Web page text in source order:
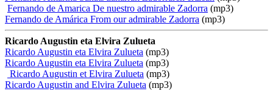
Fernando de Amarica De nuestro admirable Zadorra (mp3)
Fernando de Amárica From our admirable Zadorra (mp3)
Ricardo Augustin eta Elvira Zulueta
Ricardo Augustin eta Elvira Zulueta (mp3)
Ricardo Augustin eta Elvira Zulueta (mp3)
Ricardo Augustin et Elvira Zulueta (mp3)
Ricardo Augustin and Elvira Zulueta (mp3)